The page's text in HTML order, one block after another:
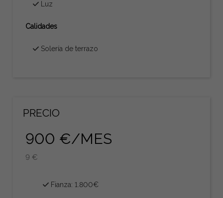
Luz
Calidades
Solería de terrazo
PRECIO
900 €/MES
9 €
Fianza:1.800€